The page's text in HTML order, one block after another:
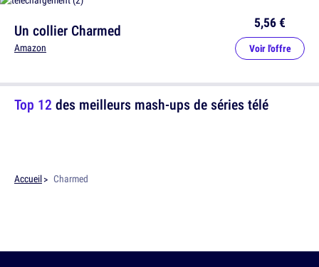
Un collier Charmed
Amazon
5,56 €
Voir l'offre
Top 12 des meilleurs mash-ups de séries télé
Accueil Charmed